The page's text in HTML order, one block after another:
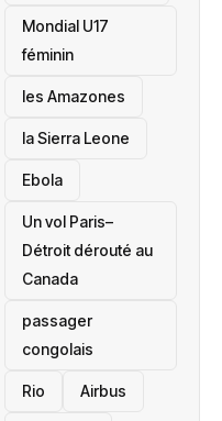
Mondial U17
féminin
les Amazones
la Sierra Leone
‎Ebola
Un vol Paris–
Détroit dérouté au
Canada
passager
congolais
Rio Airbus